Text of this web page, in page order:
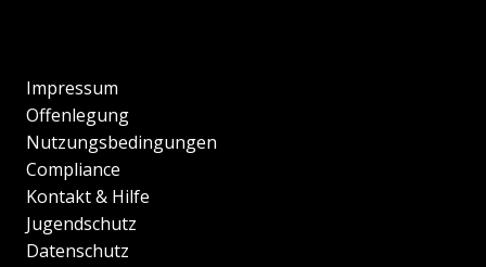
Impressum
Offenlegung
Nutzungsbedingungen
Compliance
Kontakt & Hilfe
Jugendschutz
Datenschutz